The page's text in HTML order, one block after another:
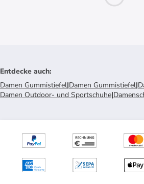
Entdecke auch:
Damen Gummistiefel|Damen Gummistiefel|
Damen Outdoor- und Sportschuhe|